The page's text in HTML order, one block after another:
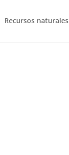
Recursos naturales